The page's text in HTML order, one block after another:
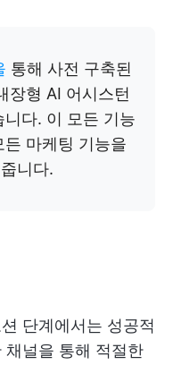
통해 사전 구축된
장형 AI 어시스턴
다. 이 모든 기능
마케팅 기능을
니다.
단계에서는 성공적
채널을 통해 적절한